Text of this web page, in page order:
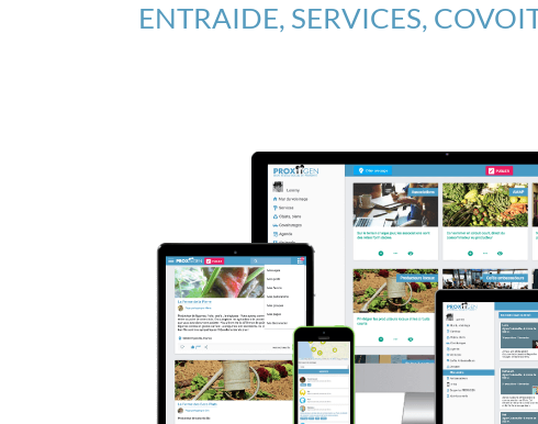
ENTRAIDE, SERVICES,